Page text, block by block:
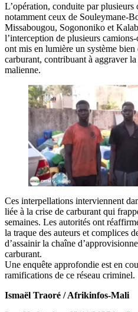
L’opération, conduite par
notamment ceux de Souleymane-
Missabougou, Sogononiko et
l’interception de plusieurs
ont mis en lumière un système
carburant, contribuant à aggraver
malienne.
Ces interpellations interviennent
liée à la crise de carburant qui
semaines. Les autorités ont
la traque des auteurs et complices
d’assainir la chaîne
carburant.
Une enquête approfondie est en
ramifications de ce réseau criminel.
Ismaël Traoré / Afrikinfos-Mali